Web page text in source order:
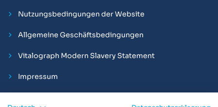
Nutzungsbedingungen der Website
Allgemeine Geschäftsbedingungen
Vitalograph Modern Slavery Statement
Impressum